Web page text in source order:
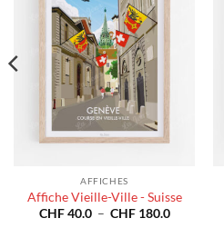
AFFICHES
Affiche Vieille-Ville - Suisse
CHF40.0 – CHF180.0Plage